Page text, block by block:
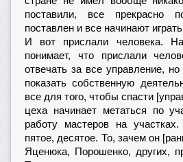
поставили, все прекрасно
поставлен и все начинают
И вот прислали человека.
понимает, что прислали
отвечать за все управление,
показать собственную
все для того, чтобы спасти
цеха начинает метаться по
работу мастеров на
пятое, десятое. То, зачем он
Яценюка, Порошенко, других,